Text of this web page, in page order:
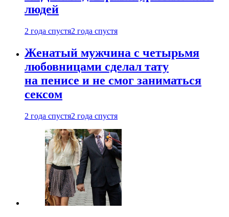
людей
2 года спустя2 года спустя
Женатый мужчина с четырьмя
любовницами сделал тату
на пенисе и не смог заниматься
сексом
2 года спустя2 года спустя